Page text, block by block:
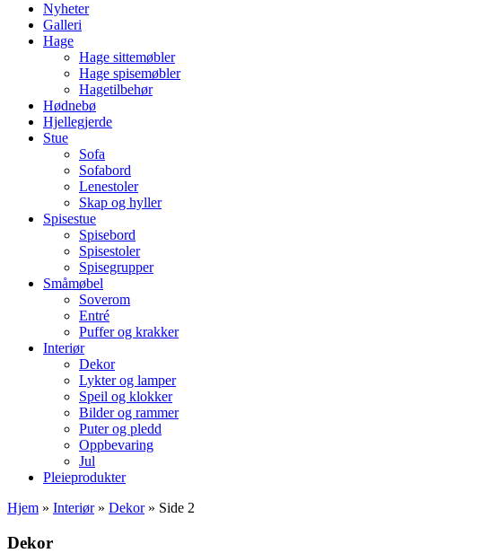
Nyheter
Galleri
Hage
Hage sittemøbler
Hage spisemøbler
Hagetilbehør
Hødnebø
Hjellegjerde
Stue
Sofa
Sofabord
Lenestoler
Skap og hyller
Spisestue
Spisebord
Spisestoler
Spisegrupper
Småmøbel
Soverom
Entré
Puffer og krakker
Interiør
Dekor
Lykter og lamper
Speil og klokker
Bilder og rammer
Puter og pledd
Oppbevaring
Jul
Pleieprodukter
Hjem » Interiør» Dekor» Side 2
Dekor